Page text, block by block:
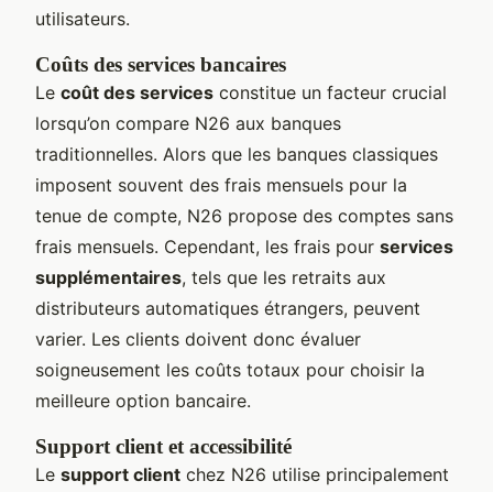
utilisateurs.
Coûts des services bancaires
Le coût des services constitue un facteur crucial
lorsqu’on compare N26 aux banques
traditionnelles. Alors que les banques classiques
imposent souvent des frais mensuels pour la
tenue de compte, N26 propose des comptes sans
frais mensuels. Cependant, les frais pour services
supplémentaires, tels que les retraits aux
distributeurs automatiques étrangers, peuvent
varier. Les clients doivent donc évaluer
soigneusement les coûts totaux pour choisir la
meilleure option bancaire.
Support client et accessibilité
Le support client chez N26 utilise principalement